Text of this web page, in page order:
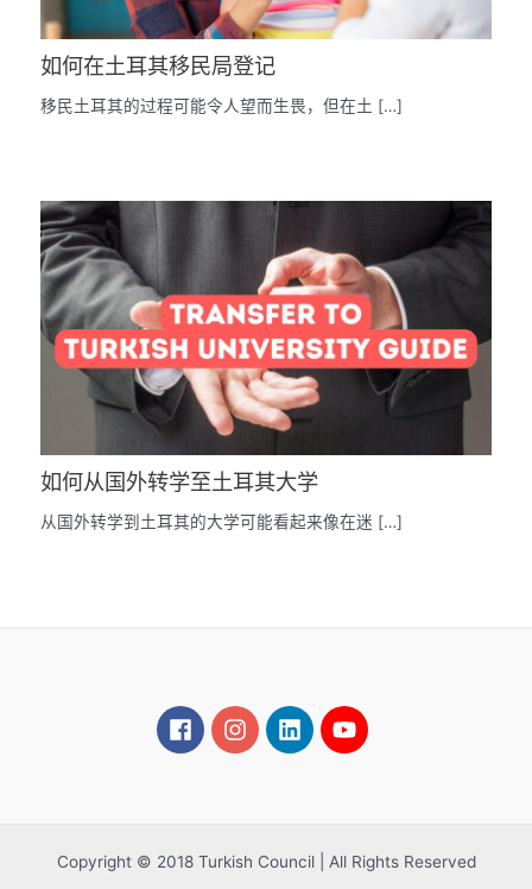
如何在土耳其移民局登记
移民土耳其的过程可能令人望而生畏，但在土 […]
如何从国外转学至土耳其大学
从国外转学到土耳其的大学可能看起来像在迷 […]
Copyright © 2018 Turkish Council | All Rights Reserved